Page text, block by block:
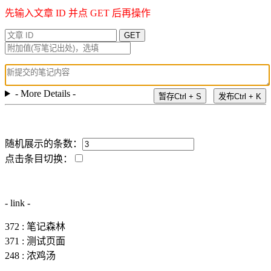
先输入文章 ID 并点 GET 后再操作
GET
发布Ctrl + K
暂存Ctrl + S
- More Details -
随机展示的条数：
点击条目切换：
- link -
372 : 笔记森林
371 : 测试页面
248 : 浓鸡汤